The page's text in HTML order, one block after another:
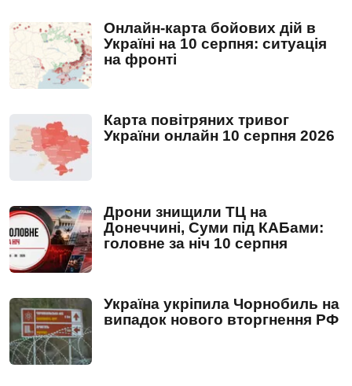
Онлайн-карта бойових дій в
Україні на 10 серпня: ситуація
на фронті
Карта повітряних тривог
України онлайн 10 серпня 2026
Дрони знищили ТЦ на
Донеччині, Суми під КАБами:
головне за ніч 10 серпня
Україна укріпила Чорнобиль на
випадок нового вторгнення РФ